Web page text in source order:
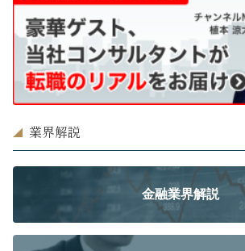
業界解説
金融業界解説